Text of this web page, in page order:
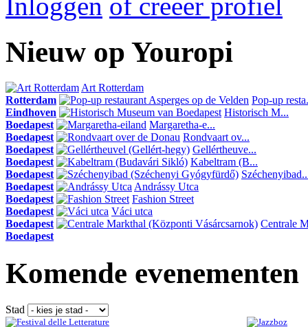
Nieuw op Youropi
Art Rotterdam
Rotterdam
Pop-up
Eindhoven
Historisch M...
Boedapest
Margaretha-e...
Boedapest
Rondvaart ov...
Boedapest
Gellértheuve...
Boedapest
Kabeltram (B...
Boedapest
Boedapest
Andrássy Utca
Boedapest
Fashion Street
Boedapest
Váci utca
Boedapest
Centrale
Boedapest
Komende evenementen
Stad